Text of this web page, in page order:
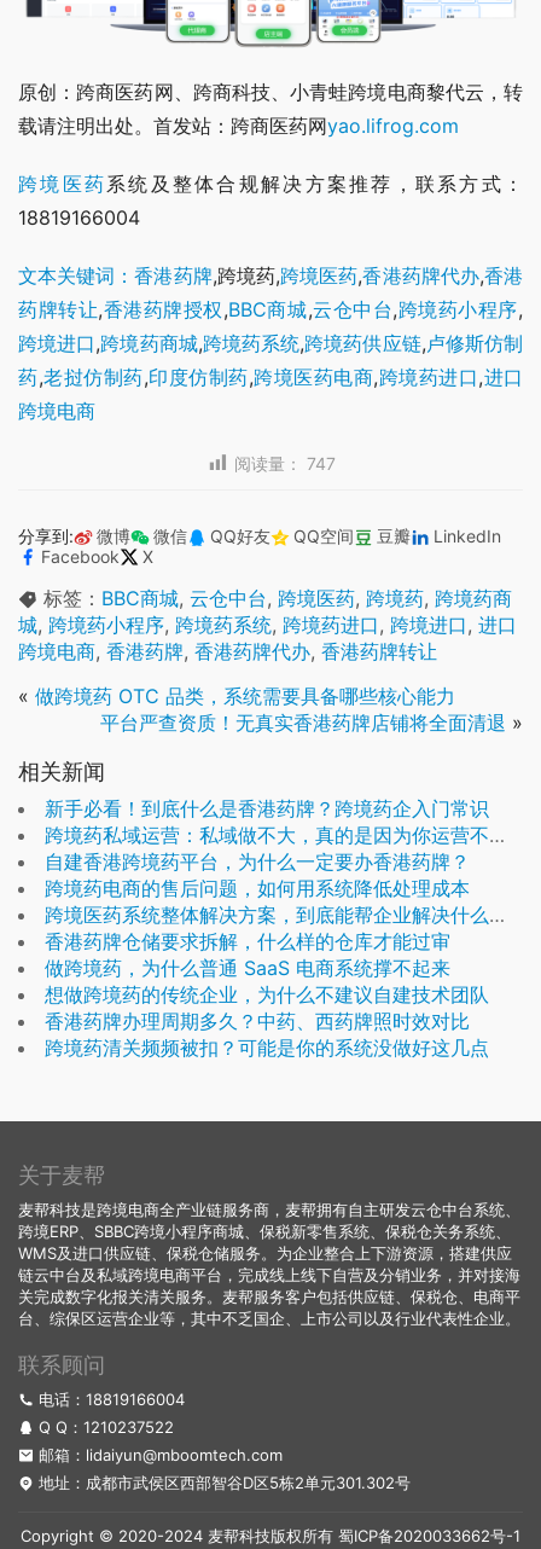
原创：跨商医药网、跨商科技、小青蛙跨境电商黎代云，转
载请注明出处。首发站：跨商医药网yao.lifrog.com
跨境医药系统及整体合规解决方案推荐，联系方式：
18819166004
文本关键词：香港药牌,跨境药,跨境医药,香港药牌代办,香港
药牌转让,香港药牌授权,BBC商城,云仓中台,跨境药小程序,
跨境进口,跨境药商城,跨境药系统,跨境药供应链,卢修斯仿制
药,老挝仿制药,印度仿制药,跨境医药电商,跨境药进口,进口
跨境电商
阅读量： 747
分享到: 微博 微信 QQ好友 QQ空间 豆瓣
LinkedIn
Facebook
X
标签： BBC商城, 云仓中台, 跨境医药, 跨境药, 跨境药商
城, 跨境药小程序, 跨境药系统, 跨境药进口, 跨境进口, 进口
跨境电商, 香港药牌, 香港药牌代办, 香港药牌转让
« 做跨境药 OTC 品类，系统需要具备哪些核心能力
平台严查资质！无真实香港药牌店铺将全面清退 »
相关新闻
新手必看！到底什么是香港药牌？跨境药企入门常识
跨境药私域运营：私域做不大，真的是因为你运营不够精细吗？
自建香港跨境药平台，为什么一定要办香港药牌？
跨境药电商的售后问题，如何用系统降低处理成本
跨境医药系统整体解决方案，到底能帮企业解决什么问题
香港药牌仓储要求拆解，什么样的仓库才能过审
做跨境药，为什么普通 SaaS 电商系统撑不起来
想做跨境药的传统企业，为什么不建议自建技术团队
香港药牌办理周期多久？中药、西药牌照时效对比
跨境药清关频频被扣？可能是你的系统没做好这几点
关于麦帮
麦帮科技是跨境电商全产业链服务商，麦帮拥有自主研发云仓中台系统、
跨境ERP、SBBC跨境小程序商城、保税新零售系统、保税仓关务系统、
WMS及进口供应链、保税仓储服务。为企业整合上下游资源，搭建供应
链云中台及私域跨境电商平台，完成线上线下自营及分销业务，并对接海
关完成数字化报关清关服务。麦帮服务客户包括供应链、保税仓、电商平
台、综保区运营企业等，其中不乏国企、上市公司以及行业代表性企业。
联系顾问
电话：18819166004
Q Q： 1210237522
邮箱：lidaiyun@mboomtech.com
地址：成都市武侯区西部智谷D区5栋2单元301.302号
Copyright © 2020-2024 麦帮科技版权所有 蜀ICP备2020033662号-1